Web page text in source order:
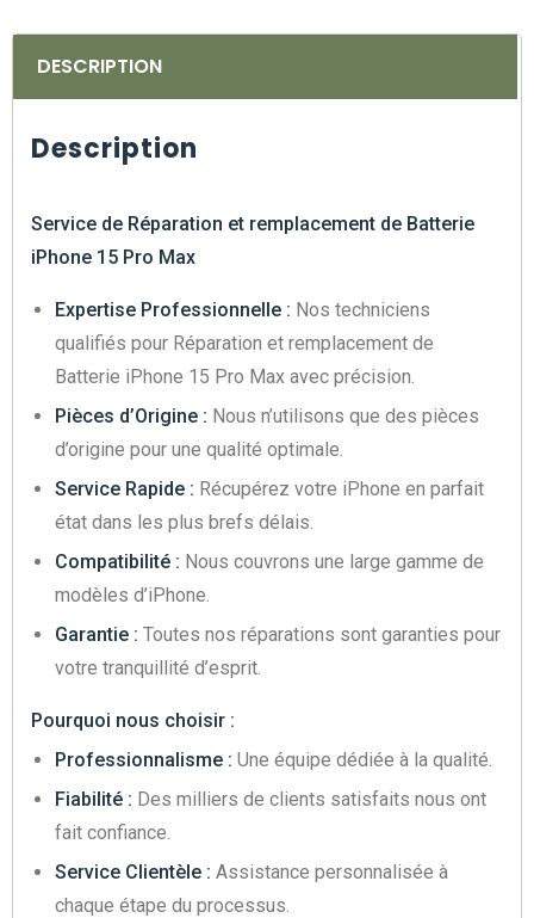
DESCRIPTION
Description
Service de Réparation et remplacement de Batterie
iPhone 15 Pro Max
Expertise Professionnelle : Nos techniciens
qualifiés pour Réparation et remplacement de
Batterie iPhone 15 Pro Max avec précision.
Pièces d’Origine : Nous n’utilisons que des pièces
d’origine pour une qualité optimale.
Service Rapide : Récupérez votre iPhone en parfait
état dans les plus brefs délais.
Compatibilité : Nous couvrons une large gamme de
modèles d’iPhone.
Garantie : Toutes nos réparations sont garanties pour
votre tranquillité d’esprit.
Pourquoi nous choisir :
Professionnalisme : Une équipe dédiée à la qualité.
Fiabilité : Des milliers de clients satisfaits nous ont
fait confiance.
Service Clientèle : Assistance personnalisée à
chaque étape du processus.